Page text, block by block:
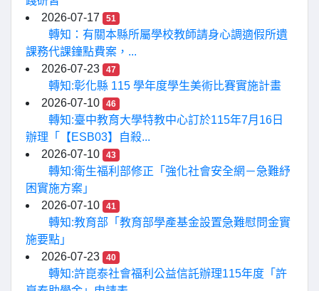
2026-07-17
51
轉知：有關本縣所屬學校教師請身心調適假所遺
課務代課鐘點費案，...
2026-07-23
47
轉知:彰化縣 115 學年度學生美術比賽實施計畫
2026-07-10
46
轉知:臺中教育大學特教中心訂於115年7月16日
辦理「【ESB03】自殺...
2026-07-10
43
轉知:衛生福利部修正「強化社會安全網－急難紓
困實施方案」
2026-07-10
41
轉知:教育部「教育部學產基金設置急難慰問金實
施要點」
2026-07-23
40
轉知:許崑泰社會福利公益信託辦理115年度「許